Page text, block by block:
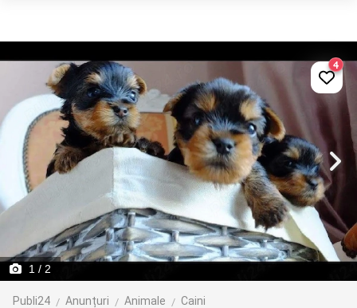
1 / 2
Publi24 Anunțuri Animale Caini
4